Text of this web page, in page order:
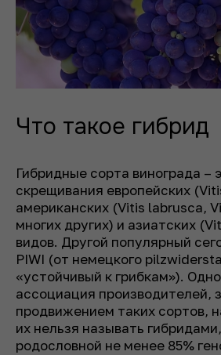
Что такое гибрид
Гибридные сорта винограда –
скрещивания европейских
американских (Vitis labrusca,
многих других) и азиатских
видов. Другой популярный
PIWI (от немецкого
«устойчивый к грибкам»).
ассоциация производителей,
продвижением таких сортов,
их нельзя называть
родословной не менее 85%